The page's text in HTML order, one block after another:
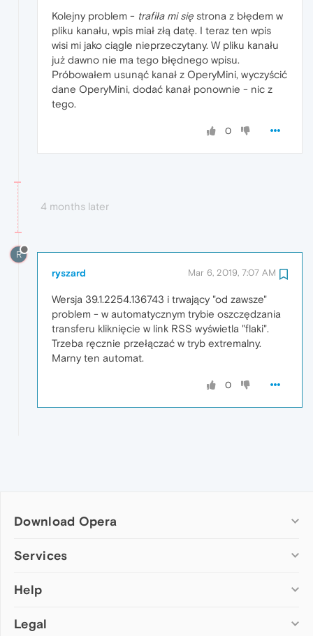
Kolejny problem - trafiła mi się strona z błędem w
pliku kanału, wpis miał złą datę. I teraz ten wpis
wisi mi jako ciągle nieprzeczytany. W pliku kanału
już dawno nie ma tego błędnego wpisu.
Próbowałem usunąć kanał z OperyMini, wyczyścić
dane OperyMini, dodać kanał ponownie - nic z
tego.
0
4 months later
R
ryszard Mar 6, 2019, 7:07 AM
Wersja 39.1.2254.136743 i trwający "od zawsze"
problem - w automatycznym trybie oszczędzania
transferu kliknięcie w link RSS wyświetla "flaki".
Trzeba ręcznie przełączać w tryb extremalny.
Marny ten automat.
0
Download Opera
Computer browsers
Opera for Mac
Opera beta version
Services
Add-ons
Wallpapers
Help
Help & support
Legal